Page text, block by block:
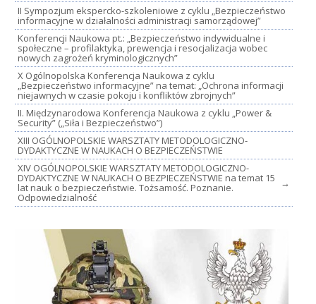
II Sympozjum ekspercko-szkoleniowe z cyklu „Bezpieczeństwo
informacyjne w działalności administracji samorządowej”
Konferencji Naukowa pt.: „Bezpieczeństwo indywidualne i
społeczne – profilaktyka, prewencja i resocjalizacja wobec
nowych zagrożeń kryminologicznych”
X Ogólnopolska Konferencja Naukowa z cyklu
„Bezpieczeństwo informacyjne” na temat: „Ochrona informacji
niejawnych w czasie pokoju i konfliktów zbrojnych”
II. Międzynarodowa Konferencja Naukowa z cyklu „Power &
Security” („Siła i Bezpieczeństwo”)
XIII OGÓLNOPOLSKIE WARSZTATY METODOLOGICZNO-
DYDAKTYCZNE W NAUKACH O BEZPIECZEŃSTWIE
XIV OGÓLNOPOLSKIE WARSZTATY METODOLOGICZNO-
DYDAKTYCZNE W NAUKACH O BEZPIECZEŃSTWIE na temat 15
lat nauk o bezpieczeństwie. Tożsamość. Poznanie.
Odpowiedzialność
→